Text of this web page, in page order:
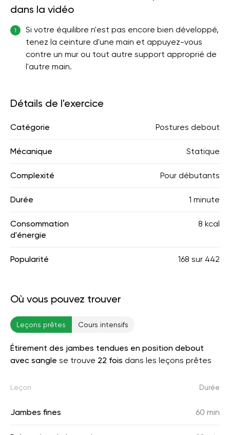
dans la vidéo
1
Si votre équilibre n'est pas encore bien développé,
tenez la ceinture d'une main et appuyez-vous
contre un mur ou tout autre support approprié de
l'autre main.
Détails de l'exercice
Catégorie Postures debout
Mécanique Statique
Complexité Pour débutants
Durée 1 minute
Consommation
d'énergie
8 kcal
Popularité 168 sur 442
Où vous pouvez trouver
Leçons prêtes Cours intensifs
Étirement des jambes tendues en position debout
avec sangle se trouve 22 fois dans les leçons prêtes
Leçon Durée
Jambes fines 60 min